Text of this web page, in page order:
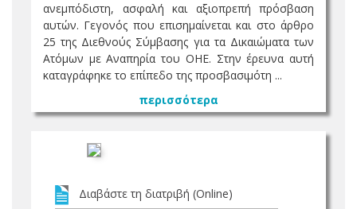
ανεμπόδιστη, ασφαλή και αξιοπρεπή πρόσβαση
αυτών. Γεγονός που επισημαίνεται και στο άρθρο
25 της Διεθνούς Σύμβασης για τα Δικαιώματα των
Ατόμων με Αναπηρία του ΟΗΕ. Στην έρευνα αυτή
καταγράφηκε το επίπεδο της προσβασιμότη ...
περισσότερα
Διαβάστε τη διατριβή (Online)